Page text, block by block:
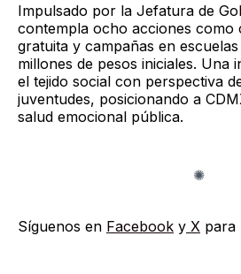
Impulsado por la Jefatura de
contempla ocho acciones como
gratuita y campañas en
millones de pesos iniciales. Una
el tejido social con perspectiva
juventudes, posicionando a
salud emocional pública.
Síguenos en Facebook y X para